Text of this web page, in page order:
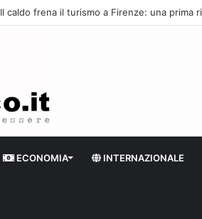
Il caldo frena il turismo a Firenze: una prima
ECONOMIA INTERNAZIONALE